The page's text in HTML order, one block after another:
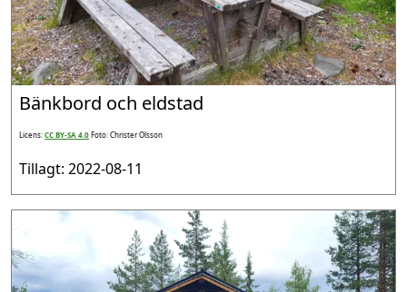
Bänkbord och eldstad
Licens:CC BY-SA 4.0Foto: Christer Olsson
Tillagt: 2022-08-11